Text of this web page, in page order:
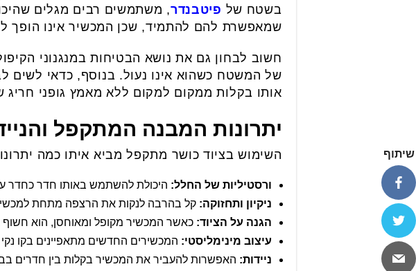
בשטח של פיטבנדר, משתמשים רבים מגלים
שמאפשרת להם להתמיד, שכן המכשיר אינו הופך
חשוב לבחון גם את נושא הבטיחות במנגנוני
של המשטח כשהוא אינו נעול. בנוסף, כדאי לשים
אותו בקלות ממקום למקום ללא מאמץ גופני חריג
יתרונות המבנה המתקפל
השימוש בציוד כושר מתקפל מביא איתו כמה
ורסטיליות של החלל: היכולת להשתמש באותו חדר כחדר
ניקיון ותחזוקה: קל בהרבה לנקות את הרצפה מתחת
הגנה על הציוד: כאשר המכשיר מקופל ומאוחסן, הוא חשוף
עיצוב מינימליסטי: המכשירים החדשים מתאפיינים בקו
ניידות: האפשרות להעביר את המכשיר בקלות בין חדרים
שיתוף